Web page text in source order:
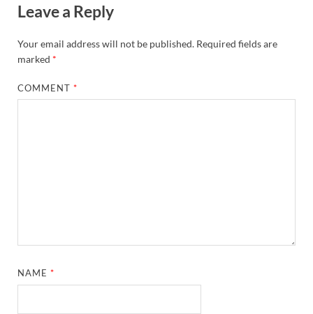
Leave a Reply
Your email address will not be published. Required fields are
marked *
COMMENT*
NAME*